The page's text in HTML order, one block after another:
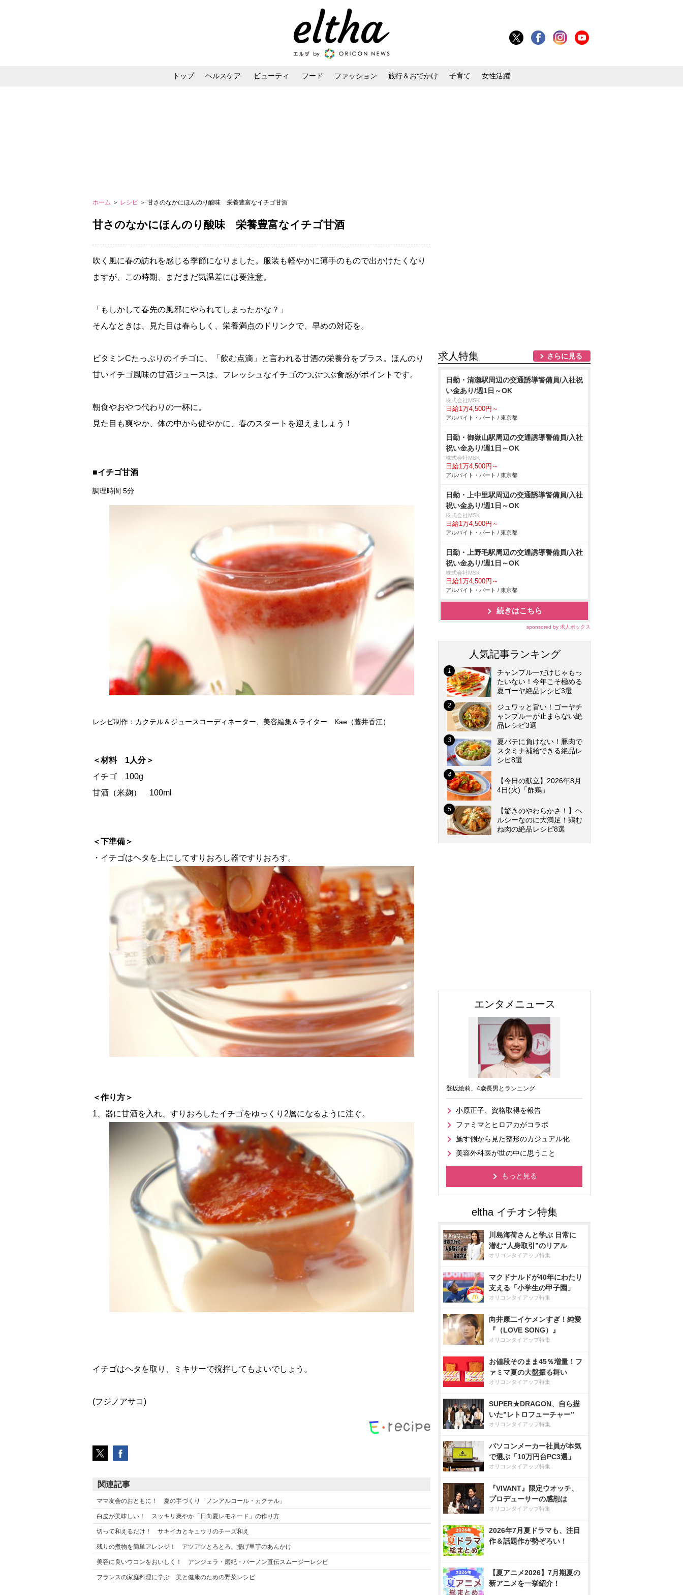
トップ ヘルスケア ビューティ フード ファッション 旅行＆おでかけ 子育て 女性活躍
ホーム ＞ レシピ ＞ 甘さのなかにほんのり酸味 栄養豊富なイチゴ甘酒
甘さのなかにほんのり酸味 栄養豊富なイチゴ甘酒
吹く風に春の訪れを感じる季節になりました。服装も軽やかに薄手のもので出かけたくなり
ますが、この時期、まだまだ気温差には要注意。
「もしかして春先の風邪にやられてしまったかな？」
そんなときは、見た目は春らしく、栄養満点のドリンクで、早めの対応を。
ビタミンCたっぷりのイチゴに、「飲む点滴」と言われる甘酒の栄養分をプラス。ほんのり
甘いイチゴ風味の甘酒ジュースは、フレッシュなイチゴのつぶつぶ食感がポイントです。
朝食やおやつ代わりの一杯に。
見た目も爽やか、体の中から健やかに、春のスタートを迎えましょう！
■イチゴ甘酒
調理時間 5分
レシピ制作：カクテル＆ジュースコーディネーター、美容編集＆ライター Kae（藤井香江）
＜材料 1人分＞
イチゴ 100g
甘酒（米麹） 100ml
＜下準備＞
・イチゴはヘタを上にしてすりおろし器ですりおろす。
＜作り方＞
1、器に甘酒を入れ、すりおろしたイチゴをゆっくり2層になるように注ぐ。
イチゴはヘタを取り、ミキサーで撹拌してもよいでしょう。
(フジノアサコ)
関連記事
ママ友会のおともに！ 夏の手づくり「ノンアルコール・カクテル」
白皮が美味しい！ スッキリ爽やか「日向夏レモネード」の作り方
切って和えるだけ！ サキイカとキュウリのチーズ和え
残りの煮物を簡単アレンジ！ アツアツとろとろ、揚げ里芋のあんかけ
美容に良いウコンをおいしく！ アンジェラ・磨紀・バーノン直伝スムージーレシピ
フランスの家庭料理に学ぶ 美と健康のための野菜レシピ
求人特集 さらに見る
日勤・清瀬駅周辺の交通誘導警備員/入社祝
い金あり/週1日～OK
株式会社MSK
日給1万4,500円～
アルバイト・パート / 東京都
日勤・御嶽山駅周辺の交通誘導警備員/入社
祝い金あり/週1日～OK
株式会社MSK
日給1万4,500円～
アルバイト・パート / 東京都
日勤・上中里駅周辺の交通誘導警備員/入社
祝い金あり/週1日～OK
株式会社MSK
日給1万4,500円～
アルバイト・パート / 東京都
日勤・上野毛駅周辺の交通誘導警備員/入社
祝い金あり/週1日～OK
株式会社MSK
日給1万4,500円～
アルバイト・パート / 東京都
続きはこちら
sponsored by 求人ボックス
人気記事ランキング
チャンプルーだけじゃもっ
たいない！今年こそ極める
夏ゴーヤ絶品レシピ3選
ジュワッと旨い！ゴーヤチ
ャンプルーが止まらない絶
品レシピ3選
夏バテに負けない！豚肉で
スタミナ補給できる絶品レ
シピ8選
【今日の献立】2026年8月
4日(火)「酢鶏」
【驚きのやわらかさ！】ヘ
ルシーなのに大満足！鶏む
ね肉の絶品レシピ8選
エンタメニュース
登坂絵莉、4歳長男とランニング
小原正子、資格取得を報告
ファミマとヒロアカがコラボ
施す側から見た整形のカジュアル化
美容外科医が世の中に思うこと
もっと見る
川島海荷さんと学ぶ 日常に
潜む“人身取引”のリアル
オリコンタイアップ特集
マクドナルドが40年にわたり
支える「小学生の甲子園」
オリコンタイアップ特集
向井康二イケメンすぎ！純愛
『（LOVE SONG）』
オリコンタイアップ特集
お値段そのまま45％増量！フ
ァミマ夏の大盤振る舞い
オリコンタイアップ特集
SUPER★DRAGON、自ら描
いた”レトロフューチャー”
オリコンタイアップ特集
パソコンメーカー社員が本気
で選ぶ「10万円台PC3選」
オリコンタイアップ特集
『VIVANT』限定ウオッチ、
プロデューサーの感想は
オリコンタイアップ特集
2026年7月夏ドラマも、注目
作＆話題作が勢ぞろい！
【夏アニメ2026】7月期夏の
新アニメを一挙紹介！